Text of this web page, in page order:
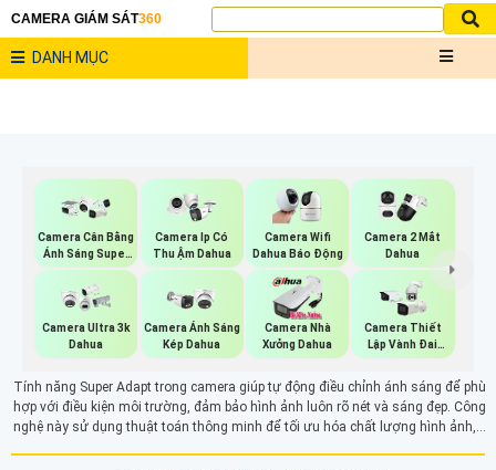
CAMERA GIÁM SÁT360
DANH MỤC
Camera Cân Bằng
Ánh Sáng Super
Adapt
Camera Ip Có
Thu Ậm Dahua
Camera Wifi
Dahua Báo Động
Camera 2 Mắt
Dahua
Camera Ultra 3k
Dahua
Camera Ánh Sáng
Kép Dahua
Camera Nhà
Xưởng Dahua
Camera Thiết
Lập Vành Đai
Dahua
Tính năng Super Adapt trong camera giúp tự động điều chỉnh ánh sáng để phù
hợp với điều kiện môi trường, đảm bảo hình ảnh luôn rõ nét và sáng đẹp. Công
nghệ này sử dụng thuật toán thông minh để tối ưu hóa chất lượng hình ảnh,